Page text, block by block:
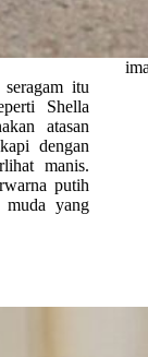
itu
Shella
atasan
dengan
manis.
putih
muda yang